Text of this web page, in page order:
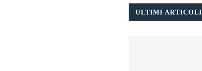
ULTIMI ARTICOLI